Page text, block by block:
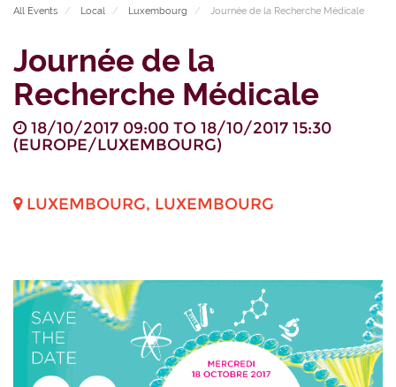
All Events Local Luxembourg Journée de la Recherche Médicale
Journée de la
Recherche Médicale
18/10/2017 09:00 TO 18/10/2017 15:30
(EUROPE/LUXEMBOURG)
LUXEMBOURG, LUXEMBOURG